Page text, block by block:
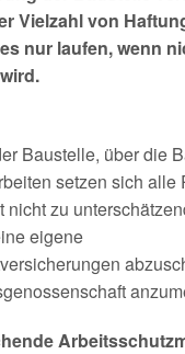
Vielzahl von
nur laufen, wenn
Baustelle, über die
setzen sich alle
zu
eigene